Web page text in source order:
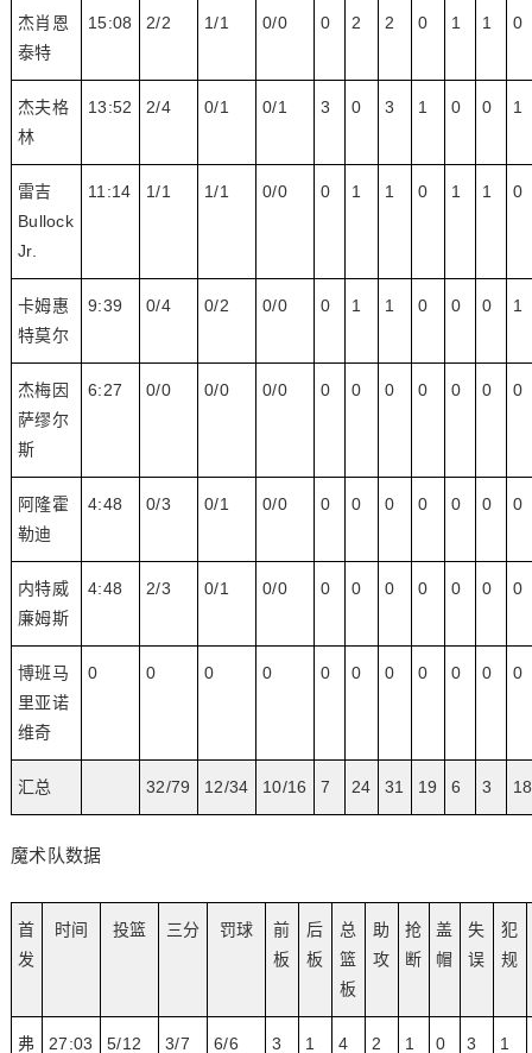
杰肖恩
泰特
15:08 2/2 1/1 0/0 0 2 2 0 1 1 0
杰夫格
林
13:52 2/4 0/1 0/1 3 0 3 1 0 0 1
雷吉
Bullock
Jr.
11:14 1/1 1/1 0/0 0 1 1 0 1 1 0
卡姆惠
特莫尔
9:39 0/4 0/2 0/0 0 1 1 0 0 0 1
杰梅因
萨缪尔
斯
6:27 0/0 0/0 0/0 0 0 0 0 0 0 0
阿隆霍
勒迪
4:48 0/3 0/1 0/0 0 0 0 0 0 0 0
内特威
廉姆斯
4:48 2/3 0/1 0/0 0 0 0 0 0 0 0
博班马
里亚诺
维奇
0 0 0 0 0 0 0 0 0 0 0
汇总 32/79 12/34 10/16 7 24 31 19 6 3 18
魔术队数据
首
发
时间 投篮 三分 罚球
前
板
后
板
总
篮
板
助
攻
抢
断
盖
帽
失
误
犯
规
弗 27:03 5/12 3/7 6/6 3 1 4 2 1 0 3 1